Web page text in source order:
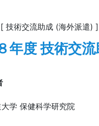
[ 技術交流助成 (海外派遣)
年度 技術交
学 保健科学研究院